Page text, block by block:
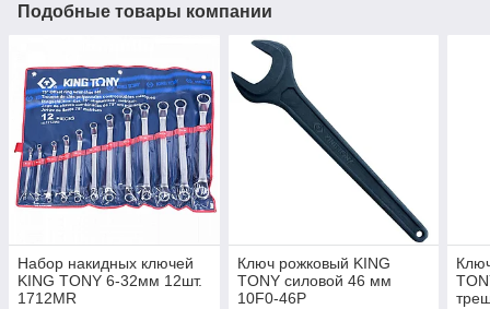
Подобные товары компании
Набор накидных ключей
KING TONY 6-32мм 12шт.
1712MR
Ключ рожковый KING
TONY силовой 46 мм
10F0-46P